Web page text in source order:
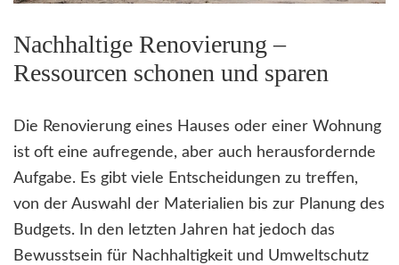
Nachhaltige Renovierung –
Ressourcen schonen und sparen
Die Renovierung eines Hauses oder einer Wohnung
ist oft eine aufregende, aber auch herausfordernde
Aufgabe. Es gibt viele Entscheidungen zu treffen,
von der Auswahl der Materialien bis zur Planung des
Budgets. In den letzten Jahren hat jedoch das
Bewusstsein für Nachhaltigkeit und Umweltschutz